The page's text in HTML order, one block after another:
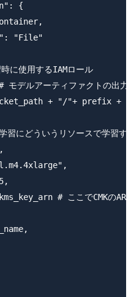
{
"File"
に使用するIAMロール
デルアーティファクトの出力
+ "/"+ prefix +
にどういうリソースで学習す
# ここでCMKのARN